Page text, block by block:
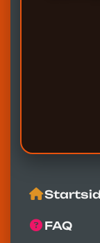
FAQ